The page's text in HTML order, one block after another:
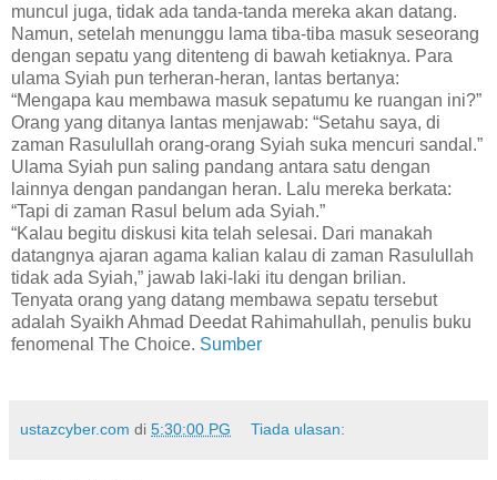
muncul juga, tidak ada tanda-tanda mereka akan datang.
Namun, setelah menunggu lama tiba-tiba masuk seseorang
dengan sepatu yang ditenteng di bawah ketiaknya. Para
ulama Syiah pun terheran-heran, lantas bertanya:
“Mengapa kau membawa masuk sepatumu ke ruangan ini?”
Orang yang ditanya lantas menjawab: “Setahu saya, di
zaman Rasulullah orang-orang Syiah suka mencuri sandal.”
Ulama Syiah pun saling pandang antara satu dengan
lainnya dengan pandangan heran. Lalu mereka berkata:
“Tapi di zaman Rasul belum ada Syiah.”
“Kalau begitu diskusi kita telah selesai. Dari manakah
datangnya ajaran agama kalian kalau di zaman Rasulullah
tidak ada Syiah,” jawab laki-laki itu dengan brilian.
Tenyata orang yang datang membawa sepatu tersebut
adalah Syaikh Ahmad Deedat Rahimahullah, penulis buku
fenomenal The Choice. Sumber
ustazcyber.com di 5:30:00 PG Tiada ulasan: